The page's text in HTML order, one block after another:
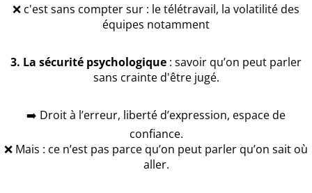
❌ c'est sans compter sur : le télétravail, la volatilité des
équipes notamment
3. La sécurité psychologique : savoir qu’on peut parler
sans crainte d'être jugé.
➡️ Droit à l’erreur, liberté d’expression, espace de
confiance.
❌ Mais : ce n’est pas parce qu’on peut parler qu’on sait où
aller.